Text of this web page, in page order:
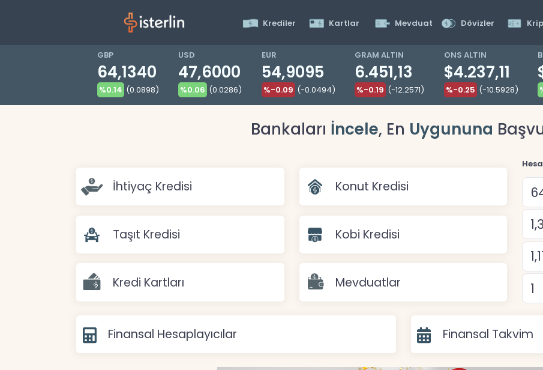
Krediler Kartlar Mevduat Dövizler
GBP
64,1340
%0.14 (0.0898)
USD
47,6000
%0.06 (0.0286)
EUR
54,9095
%-0.09 (-0.0494)
GRAM ALTIN
6.451,13
%-0.19 (-12.2571)
ONS ALTIN
$4.237,11
%-0.25 (-10.5928)
Bankaları İncele, En Uygununa
İhtiyaç Kredisi Konut Kredisi
Taşıt Kredisi Kobi Kredisi
Kredi Kartları Mevduatlar
Finansal Hesaplayıcılar Finansal Takvim